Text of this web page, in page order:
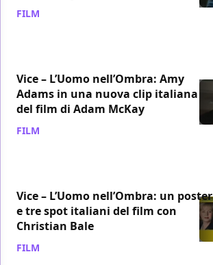
FILM
Vice – L’Uomo nell’Ombra: Amy
Adams in una nuova clip italiana
del film di Adam McKay
FILM
Vice – L’Uomo nell’Ombra: un poster
e tre spot italiani del film con
Christian Bale
FILM